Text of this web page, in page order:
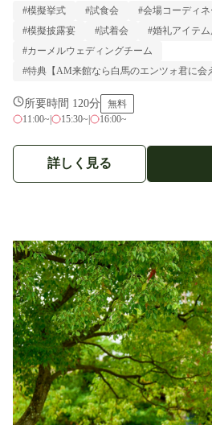
#模擬挙式 #試食会 #会場コーディネ
#模擬披露宴
#試着会
#婚礼アイテ
#カーメルウェディングチーム
#特典【AM来館なら白馬のエンツォ君に会
所要時間 120分
無料
11:00~| 15:30~| 16:00~
詳しく見る